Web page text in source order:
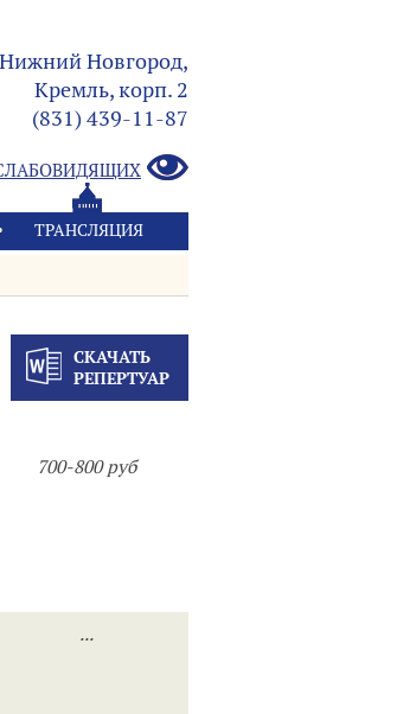
Нижний Новгород,
Кремль, корп. 2
(831) 439-11-87
ТРАНСЛЯЦИЯ
СКАЧАТЬ
РЕПЕРТУАР
700-800 руб
...